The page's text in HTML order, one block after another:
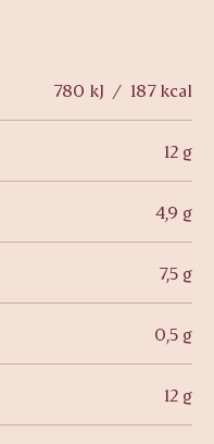
780 kJ / 187 kcal
12 g
4,9 g
7,5 g
0,5 g
12 g